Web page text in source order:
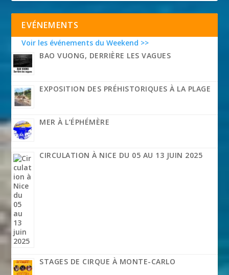
EVÉNEMENTS
Voir les événements du Weekend >>
BAO VUONG, DERRIÈRE LES VAGUES
EXPOSITION DES PRÉHISTORIQUES À LA PLAGE
MER À L’ÉPHÉMÈRE
CIRCULATION À NICE DU 05 AU 13 JUIN 2025
STAGES DE CIRQUE À MONTE-CARLO